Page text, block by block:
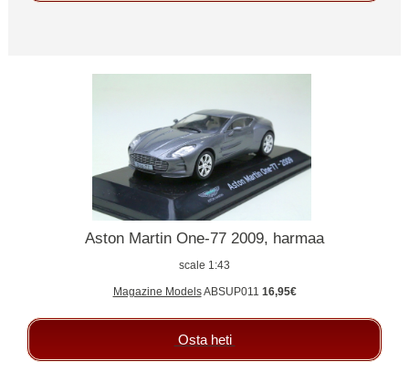
Aston Martin One-77 2009, harmaa
scale 1:43
Magazine ModelsABSUP011 16,95€
Osta heti